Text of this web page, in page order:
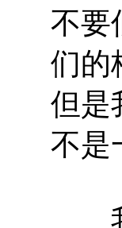
不要
们的
但是
不是
我